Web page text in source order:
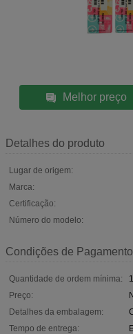
Melhor preço
Detalhes do produto
Lugar de origem:
Marca:
Certificação:
Número do modelo:
Condições de
Quantidade de ordem mínima:
Preço:
Detalhes da embalagem:
Tempo de entrega: